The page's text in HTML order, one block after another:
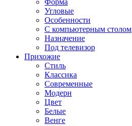
Форма
Угловые
Особенности
С компьютерным столом
Назначение
Под телевизор
Прихожие
Стиль
Классика
Современные
Модерн
Цвет
Белые
Венге